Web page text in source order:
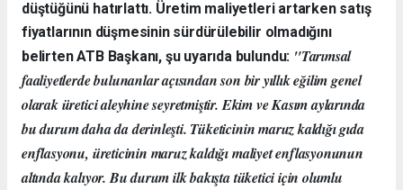
düştüğünü hatırlattı. Üretim maliyetleri artarken satış
fiyatlarının düşmesinin sürdürülebilir olmadığını
belirten ATB Başkanı, şu uyarıda bulundu: "Tarımsal
faaliyetlerde bulunanlar açısından son bir yıllık eğilim genel
olarak üretici aleyhine seyretmiştir. Ekim ve Kasım aylarında
bu durum daha da derinleşti. Tüketicinin maruz kaldığı gıda
enflasyonu, üreticinin maruz kaldığı maliyet enflasyonunun
altında kalıyor. Bu durum ilk bakışta tüketici için olumlu